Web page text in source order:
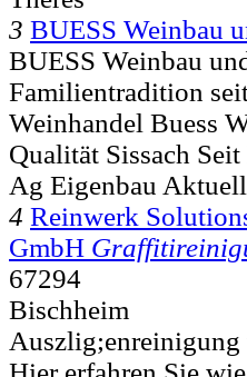
3 BUESS Weinbau
BUESS Weinbau
Familientradition
Weinhandel Buess
Qualität Sissach
Ag Eigenbau Aktuell
4 Reinwerk
GmbH
67294
Bischheim